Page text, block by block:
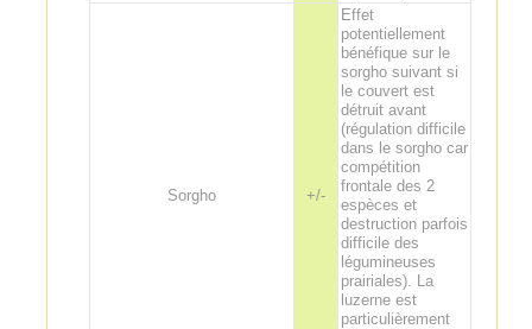
Sorgho +/-
Effet
potentiellement
bénéfique sur le
sorgho suivant si
le couvert est
détruit avant
(régulation difficile
dans le sorgho car
compétition
frontale des 2
espèces et
destruction parfois
difficile des
légumineuses
prairiales). La
luzerne est
particulièrement